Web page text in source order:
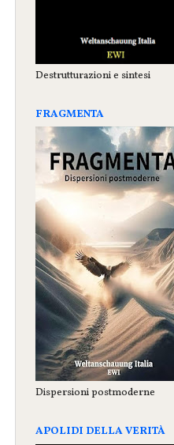
Destrutturazioni e sintesi
FRAGMENTA
Dispersioni postmoderne
APOLIDI DELLA VERITÀ